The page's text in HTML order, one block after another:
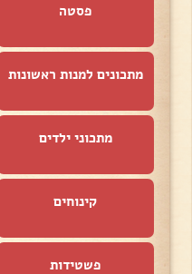
פסטה
מתכונים למנות ראשונות
מתכוני ילדים
קינוחים
פשטידות